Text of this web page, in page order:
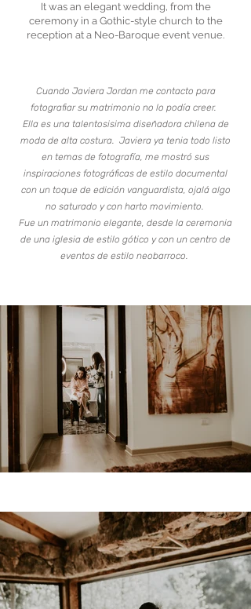
It was an elegant wedding, from the
ceremony in a Gothic-style church to the
reception at a Neo-Baroque event venue.
Cuando Javiera Jordan me contacto para
fotografiar su matrimonio no lo podía creer.
Ella es una talentosisima diseñadora chilena de
moda de alta costura. Javiera ya tenia todo listo
en temas de fotografía, me mostró sus
inspiraciones fotográficas de estilo documental
con un toque de edición vanguardista, ojalá algo
no saturado y con harto movimiento.
​Fue un matrimonio elegante, desde la ceremonia
de una iglesia de estilo gótico y con un centro de
eventos de estilo neobarroco.